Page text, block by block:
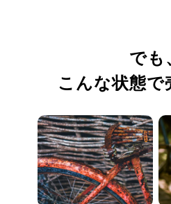
でも
こんな状態で